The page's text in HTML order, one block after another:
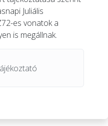
Juliális
es vonatok a
is megállnak.